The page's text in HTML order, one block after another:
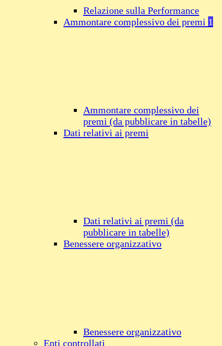
Relazione sulla Performance
Ammontare complessivo dei premi 1
Ammontare complessivo dei
premi (da pubblicare in tabelle)
Dati relativi ai premi
Dati relativi ai premi (da
pubblicare in tabelle)
Benessere organizzativo
Benessere organizzativo
Enti controllati